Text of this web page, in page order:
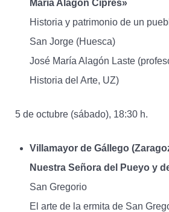
María Alagón Ciprés»
Historia y patrimonio de un
San Jorge (Huesca)
José María Alagón Laste
Historia del Arte, UZ)
5 de octubre (sábado), 18:30 h.
Villamayor de Gállego
Nuestra Señora del Pueyo y
San Gregorio
El arte de la ermita de San